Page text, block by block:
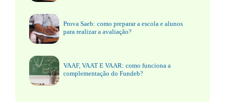
Prova Saeb: como preparar a escola e alunos
para realizar a avaliação?
VAAF, VAAT E VAAR: como funciona a
complementação do Fundeb?